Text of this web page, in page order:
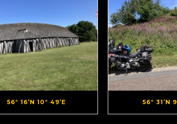
56° 16’N 10° 49’E 56° 31’N